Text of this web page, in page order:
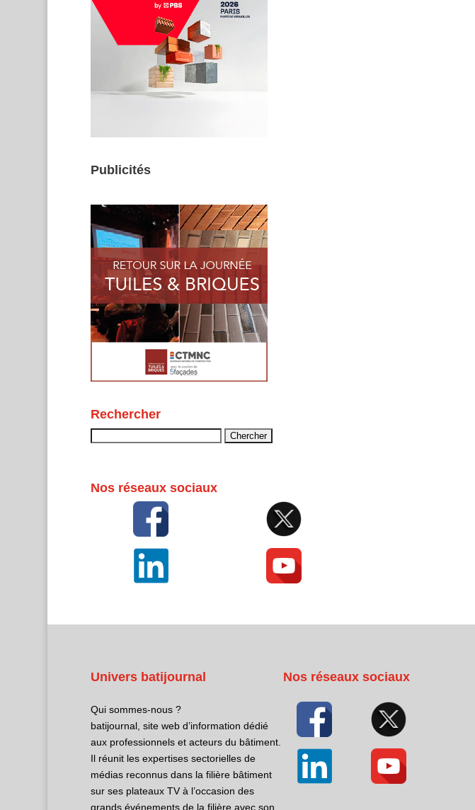
Publicités
Rechercher
Nos réseaux sociaux
Univers batijournal
Qui sommes-nous ?
batijournal, site web d’information dédié
aux professionnels et acteurs du bâtiment.
Il réunit les expertises sectorielles de
médias reconnus dans la filière bâtiment
sur ses plateaux TV à l’occasion des
grands événements de la filière avec son
Nos réseaux sociaux